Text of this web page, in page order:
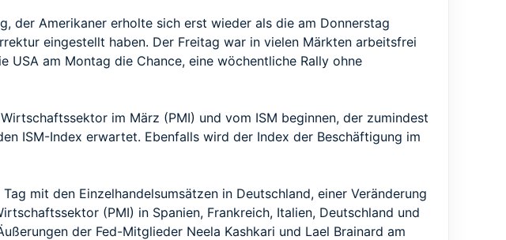
der Amerikaner erholte sich erst wieder als die am Donnerstag
eingestellt haben. Der Freitag war in vielen Märkten arbeitsfrei
am Montag die Chance, eine wöchentliche Rally ohne
im März (PMI) und vom ISM beginnen, der zumindest
ISM-Index erwartet. Ebenfalls wird der Index der Beschäftigung im
mit den Einzelhandelsumsätzen in Deutschland, einer Veränderung
(PMI) in Spanien, Frankreich, Italien, Deutschland und
der Fed-Mitglieder Neela Kashkari und Lael Brainard am